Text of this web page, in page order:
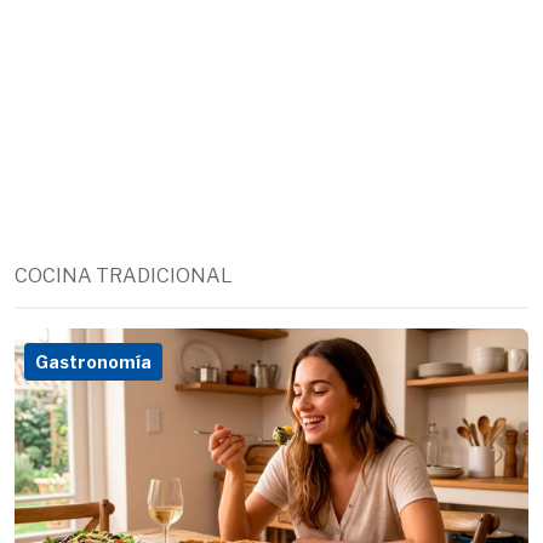
COCINA TRADICIONAL
Gastronomía